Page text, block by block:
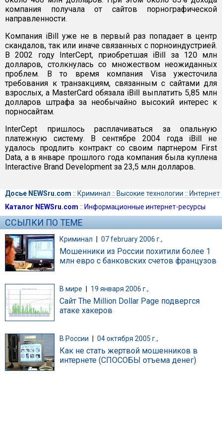
компания получала от сайтов порнографической
направленности.
Компания iBill уже не в первый раз попадает в центр
скандалов, так или иначе связанных с порноиндустрией.
В 2002 году InterCept, приобретшая iBill за 120 млн
долларов, столкнулась со множеством неожиданных
проблем. В то время компания Visa ужесточила
требования к транзакциям, связанным с сайтами для
взрослых, а MasterCard обязала iBill выплатить 5,85 млн
долларов штрафа за необычайно высокий интерес к
порносайтам.
InterCept пришлось расплачиваться за опальную
платежную систему. В сентябре 2004 года iBill не
удалось продлить контракт со своим партнером First
Data, а в январе прошлого года компания была куплена
Interactive Brand Development за 23,5 млн долларов.
Досье NEWSru.com :: Криминал :: Высокие технологии :: Интернет
Каталог NEWSru.com :: Информационные интернет-ресурсы
ССЫЛКИ ПО ТЕМЕ
Криминал | 07 february 2006 г.,
Мошенники из России похитили более 1
млн евро с банковских счетов французов
В мире 19 января 2006 г.,
Сайт The Million Dollar Page подвергся
атаке хакеров
В России 04 октября 2005 г.,
Как не стать жертвой мошенников в
интернете (СПОСОБЫ отъема денег)